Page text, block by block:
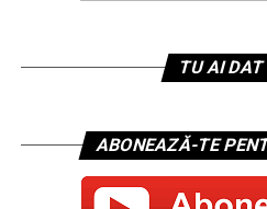
TU AI DAT
ABONEAZĂ-TE